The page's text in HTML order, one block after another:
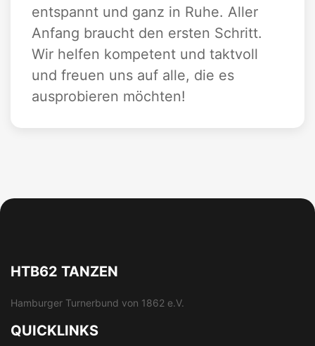
entspannt und ganz in Ruhe. Aller
Anfang braucht den ersten Schritt.
Wir helfen kompetent und taktvoll
und freuen uns auf alle, die es
ausprobieren möchten!
HTB62 TANZEN
Hamburger Turnerbund von 1862 e.V.
QUICKLINKS